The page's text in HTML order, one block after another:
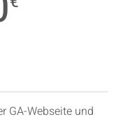
GA-Webseite und